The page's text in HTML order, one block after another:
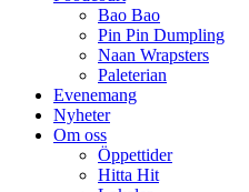
Bao Bao
Pin Pin Dumpling
Naan Wrapsters
Paleterian
Evenemang
Nyheter
Om oss
Öppettider
Hitta Hit